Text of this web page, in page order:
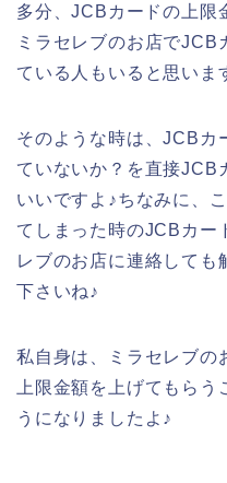
多分、JCBカードの上限
ミラセレブのお店でJCB
ている人もいると思いま
そのような時は、JCBカ
ていないか？を直接JCB
いいですよ♪ちなみに、
てしまった時のJCBカー
レブのお店に連絡しても
下さいね♪
私自身は、ミラセレブの
上限金額を上げてもら
うになりましたよ♪